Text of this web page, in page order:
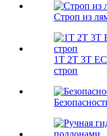
Строп из
1T 2T 3T
строп